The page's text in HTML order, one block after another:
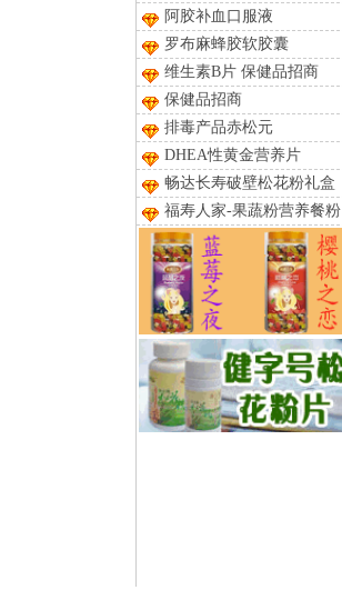
阿胶补血口服液
罗布麻蜂胶软胶囊
维生素B片 保健品招商
保健品招商
排毒产品赤松元
DHEA性黄金营养片
畅达长寿破壁松花粉礼盒
福寿人家-果蔬粉营养餐粉